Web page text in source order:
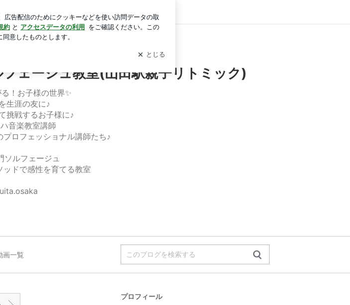
府吹田市北千里駅ピアノ・ソルフェージュ教室(山田駅親子リトミック)
ログイン
ェージュ教室(山田駅親子リトミック)
！お子様の世界✨
生涯の友に♪
挑戦するお子様に♪
音楽教室講師
ロフェッショナル講師たち♪
ソルフェージュ
ッドで感性を育てる教室
画一覧
プロフィール